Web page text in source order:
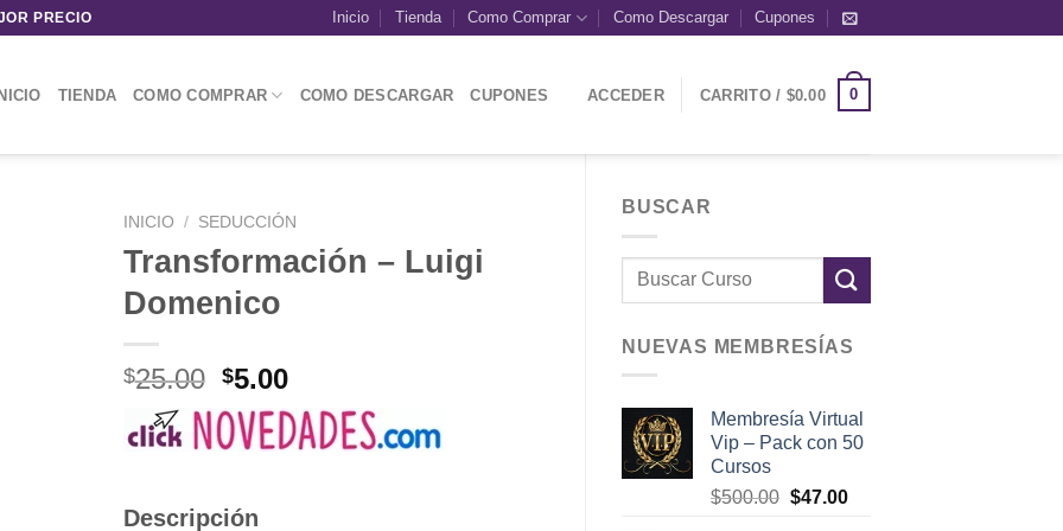
PRECIO Inicio Tienda Como Comprar Como Descargar Cupones
TIENDA COMO COMPRAR COMO DESCARGAR CUPONES ACCEDER CARRITO / $0.00 0
BUSCAR
NUEVAS MEMBRESÍAS
Membresía Virtual
Vip – Pack con 50
Cursos
$500.00 El
$47.00El
INICIO / SEDUCCIÓN
Transformación – Luigi
Domenico
$25.00 El
precio
original
$5.00El
precio
actual
Descripción